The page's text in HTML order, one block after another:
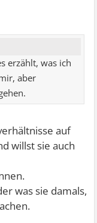
erzählt, was ich
aber
auf
willst sie auch
was sie damals,